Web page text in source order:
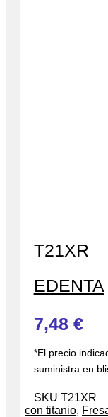
T21XR
EDENTA
7,48 €
*El precio
suministra en
SKU T21XR
con titanio,